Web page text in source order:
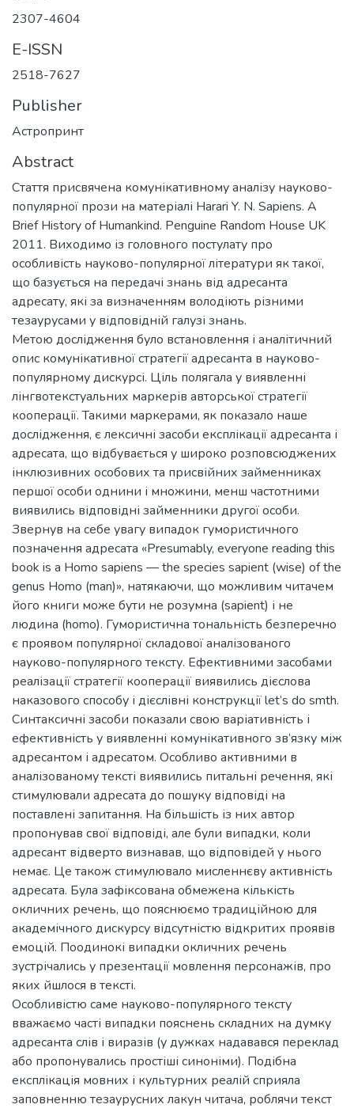
2307-4604
E-ISSN
2518-7627
Publisher
Астропринт
Abstract
Стаття присвячена комунікативному аналізу науково-
популярної прози на матеріалі Harari Y. N. Sapiens. A
Brief History of Humankind. Penguine Random House UK
2011. Виходимо із головного постулату про
особливість науково-популярної літератури як такої,
що базується на передачі знань від адресанта
адресату, які за визначенням володіють різними
тезаурусами у відповідній галузі знань.
Метою дослідження було встановлення і аналітичний
опис комунікативної стратегії адресанта в науково-
популярному дискурсі. Ціль полягала у виявленні
лінгвотекстуальних маркерів авторської стратегії
кооперації. Такими маркерами, як показало наше
дослідження, є лексичні засоби експлікації адресанта і
адресата, що відбувається у широко розповсюджених
інклюзивних особових та присвійних займенниках
першої особи однини і множини, менш частотними
виявились відповідні займенники другої особи.
Звернув на себе увагу випадок гумористичного
позначення адресата «Presumably, everyone reading this
book is a Homo sapiens — the species sapient (wise) of the
genus Homo (man)», натякаючи, що можливим читачем
його книги може бути не розумна (sapient) і не
людина (homo). Гумористична тональність безперечно
є проявом популярної складової аналізованого
науково-популярного тексту. Ефективними засобами
реалізації стратегії кооперації виявились дієслова
наказового способу і дієслівні конструкції let’s do smth.
Синтаксичні засоби показали свою варіативність і
ефективність у виявленні комунікативного зв’язку між
адресантом і адресатом. Особливо активними в
аналізованому тексті виявились питальні речення, які
стимулювали адресата до пошуку відповіді на
поставлені запитання. На більшість із них автор
пропонував свої відповіді, але були випадки, коли
адресант відверто визнавав, що відповідей у нього
немає. Це також стимулювало мисленнєву активність
адресата. Була зафіксована обмежена кількість
окличних речень, що пояснюємо традиційною для
академічного дискурсу відсутністю відкритих проявів
емоцій. Поодинокі випадки окличних речень
зустрічались у презентації мовлення персонажів, про
яких йшлося в тексті.
Особливістю саме науково-популярного тексту
вважаємо часті випадки пояснень складних на думку
адресанта слів і виразів (у дужках надавався переклад
або пропонувались простіші синоніми). Подібна
експлікація мовних і культурних реалій сприяла
заповненню тезаурусних лакун читача, роблячи текст